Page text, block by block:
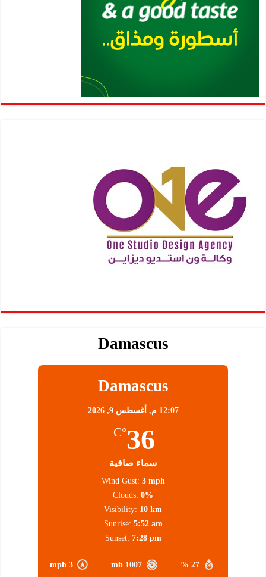
Damascus
Damascus
12:07 م, أغسطس 9, 2026
36
°C
سماء صافية
27 %
1007 mb
3 mph
Wind Gust: 3 mph
Clouds: 0%
Visibility: 10 km
Sunrise: 5:52 am
Sunset: 7:28 pm